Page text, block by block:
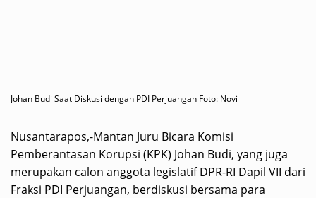
Johan Budi Saat Diskusi dengan PDI Perjuangan Foto: Novi
Nusantarapos,-Mantan Juru Bicara Komisi
Pemberantasan Korupsi (KPK) Johan Budi, yang juga
merupakan calon anggota legislatif DPR-RI Dapil VII dari
Fraksi PDI Perjuangan, berdiskusi bersama para